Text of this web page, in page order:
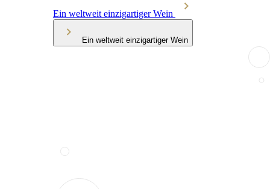
Ein weltweit einzigartiger Wein
Ein weltweit einzigartiger Wein